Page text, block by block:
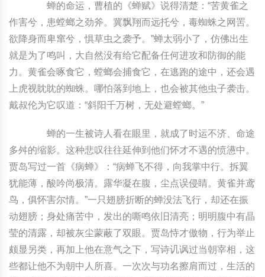
中国传统服饰
中华民居
中华文脉
皮影
木雕
紫砂壶
提线木偶
剪纸艺术
中国传统服饰
中华民居
中华文脉
皮影
木雕
紫砂壶
提线木偶
剪纸艺术
蝉的命运，曹植的《蝉赋》说得清楚：“苦黄雀之
作害兮，患螳螂之劲斧。冀飘翔而远托兮，毒蜘蛛之网罟。
欲降身而卑窜兮，惧草虫之袭予。”蝉太弱小了，仿佛出生
就是为了鸣叫，大自然没有给它配备任何进攻和防御的能
力。黄雀会啄食它，螳螂会捕食它，在逃跑的途中，还会遇
上虎视眈眈的蜘蛛。哪怕落到地上，也会被其他虫子袭击。
戴叔伦为它叹道：“斜阳千万树，无处避螳螂。”
蝉的一生被诗人看在眼里，就成了时运不济、命途
多舛的缩影。这种悲叹往往延伸到他们怀才不遇的愤懑中。
贾岛写过一首《病蝉》：“病蝉飞不得，向我掌中行。拆翼
犹能薄，酸吟尚极清。露华凝在腹，尘点误侵睛。黄雀并鸢
鸟，俱怀害尔情。”一只翅膀折断的蝉没法飞行，却还在振
动翅膀；身处痛苦中，发出的嘶鸣依旧清亮；明明腹中有晶
莹的清露，却被灰尘蒙蔽了双眼。贾岛恃才傲物，行为举止
颇显另类，再加上他在意气之下，写诗讥讽过当朝宰相，这
些都让他不为朝中人所喜。一次次与功名擦肩而过，生活的